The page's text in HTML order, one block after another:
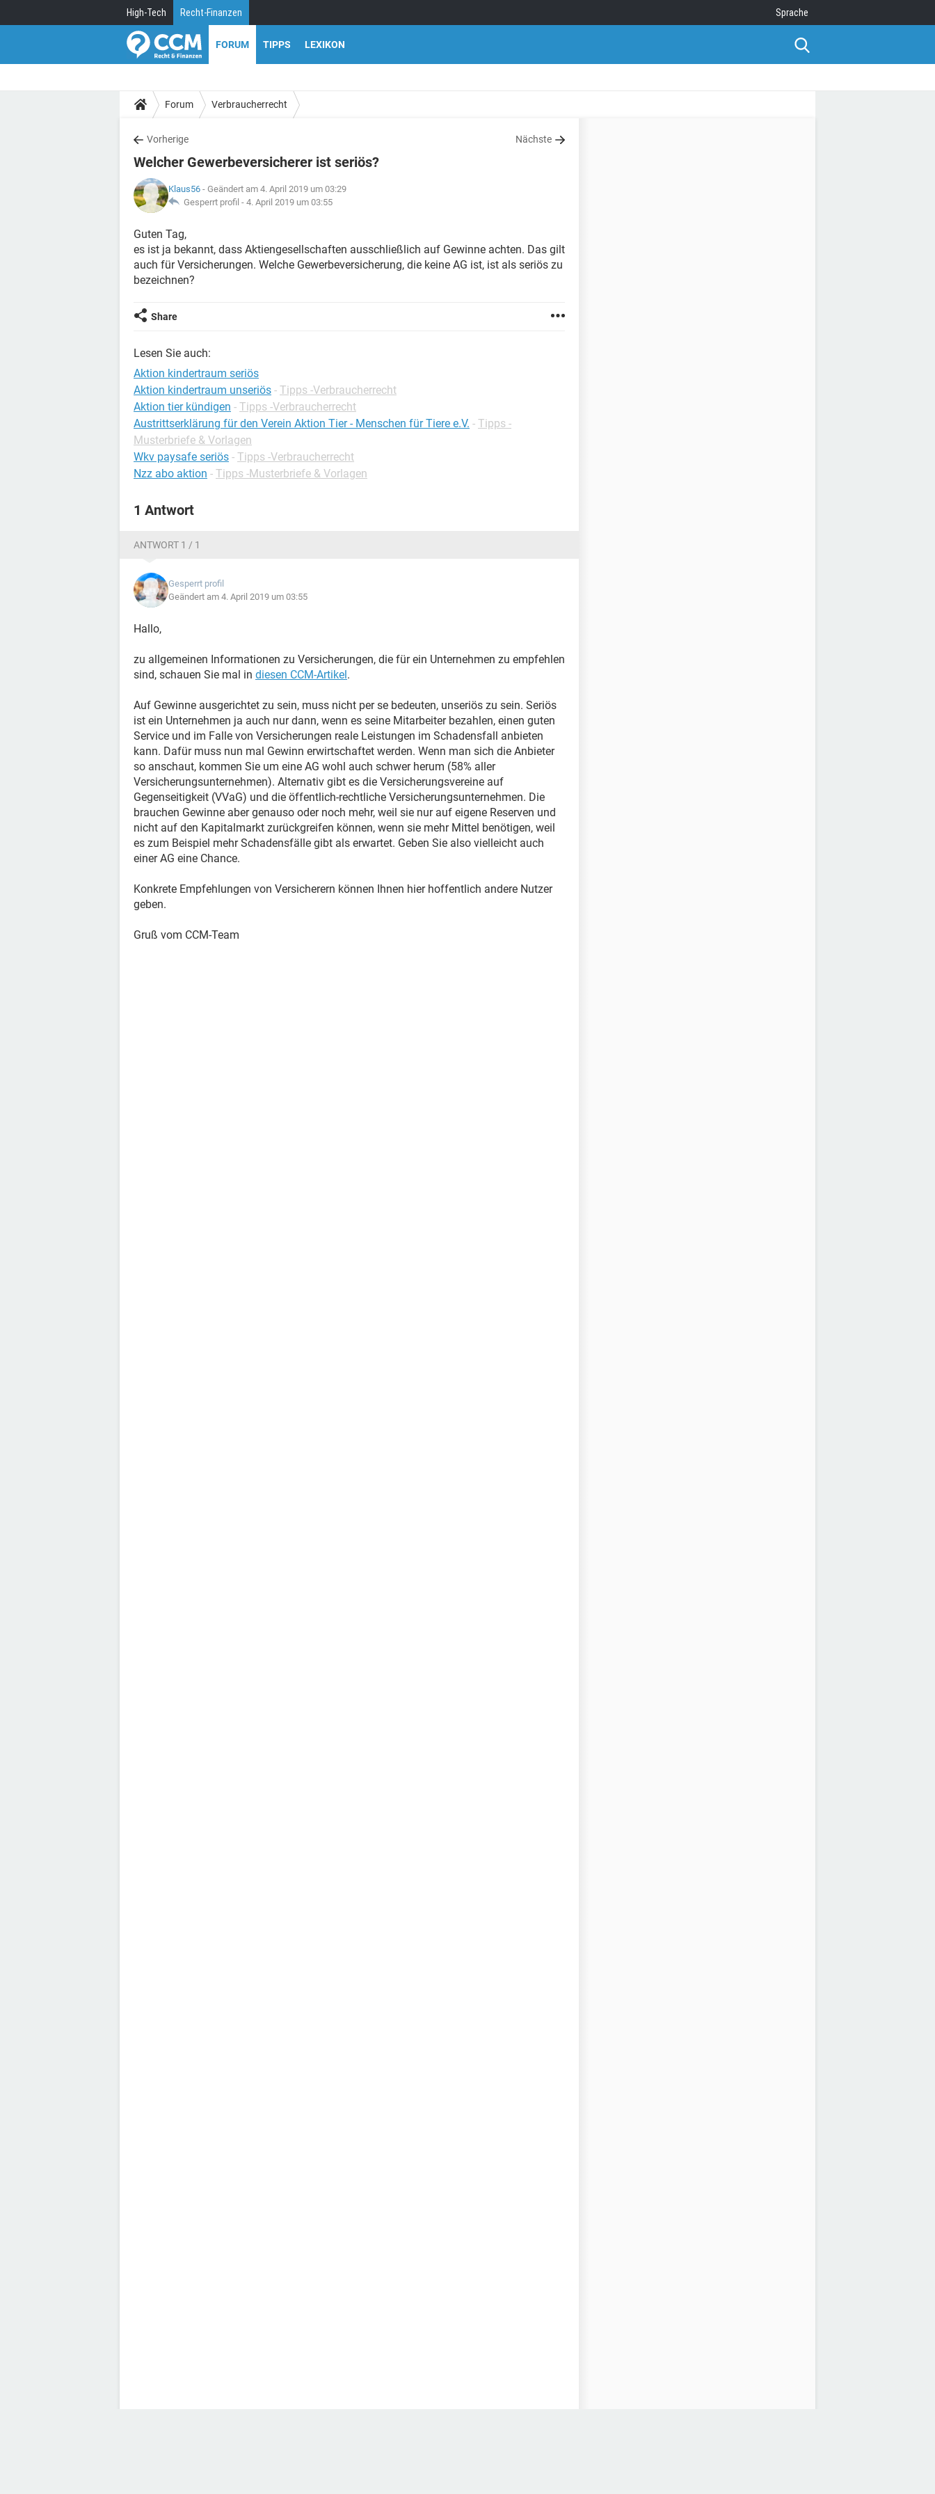
High-Tech Recht-Finanzen Sprache
FORUM TIPPS LEXIKON
Forum Verbraucherrecht
Vorherige Nächste
Welcher Gewerbeversicherer ist seriös?
Klaus56 - Geändert am 4. April 2019 um 03:29
Gesperrt profil - 4. April 2019 um 03:55
Guten Tag,
es ist ja bekannt, dass Aktiengesellschaften ausschließlich auf Gewinne achten. Das gilt
auch für Versicherungen. Welche Gewerbeversicherung, die keine AG ist, ist als seriös zu
bezeichnen?
Share
Lesen Sie auch:
Aktion kindertraum seriös
Aktion kindertraum unseriös - Tipps -Verbraucherrecht
Aktion tier kündigen - Tipps -Verbraucherrecht
Austrittserklärung für den Verein Aktion Tier - Menschen für Tiere e.V. - Tipps -
Musterbriefe & Vorlagen
Wkv paysafe seriös - Tipps -Verbraucherrecht
Nzz abo aktion - Tipps -Musterbriefe & Vorlagen
1 Antwort
ANTWORT 1 / 1
Gesperrt profil
Geändert am 4. April 2019 um 03:55
Hallo,
zu allgemeinen Informationen zu Versicherungen, die für ein Unternehmen zu empfehlen
sind, schauen Sie mal in diesen CCM-Artikel.
Auf Gewinne ausgerichtet zu sein, muss nicht per se bedeuten, unseriös zu sein. Seriös
ist ein Unternehmen ja auch nur dann, wenn es seine Mitarbeiter bezahlen, einen guten
Service und im Falle von Versicherungen reale Leistungen im Schadensfall anbieten
kann. Dafür muss nun mal Gewinn erwirtschaftet werden. Wenn man sich die Anbieter
so anschaut, kommen Sie um eine AG wohl auch schwer herum (58% aller
Versicherungsunternehmen). Alternativ gibt es die Versicherungsvereine auf
Gegenseitigkeit (VVaG) und die öffentlich-rechtliche Versicherungsunternehmen. Die
brauchen Gewinne aber genauso oder noch mehr, weil sie nur auf eigene Reserven und
nicht auf den Kapitalmarkt zurückgreifen können, wenn sie mehr Mittel benötigen, weil
es zum Beispiel mehr Schadensfälle gibt als erwartet. Geben Sie also vielleicht auch
einer AG eine Chance.
Konkrete Empfehlungen von Versicherern können Ihnen hier hoffentlich andere Nutzer
geben.
Gruß vom CCM-Team